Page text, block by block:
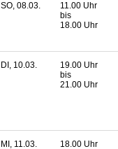
SO, 08.03.
11.00 Uhr
bis
18.00 Uhr
DI, 10.03.
19.00 Uhr
bis
21.00 Uhr
MI, 11.03. 18.00 Uhr